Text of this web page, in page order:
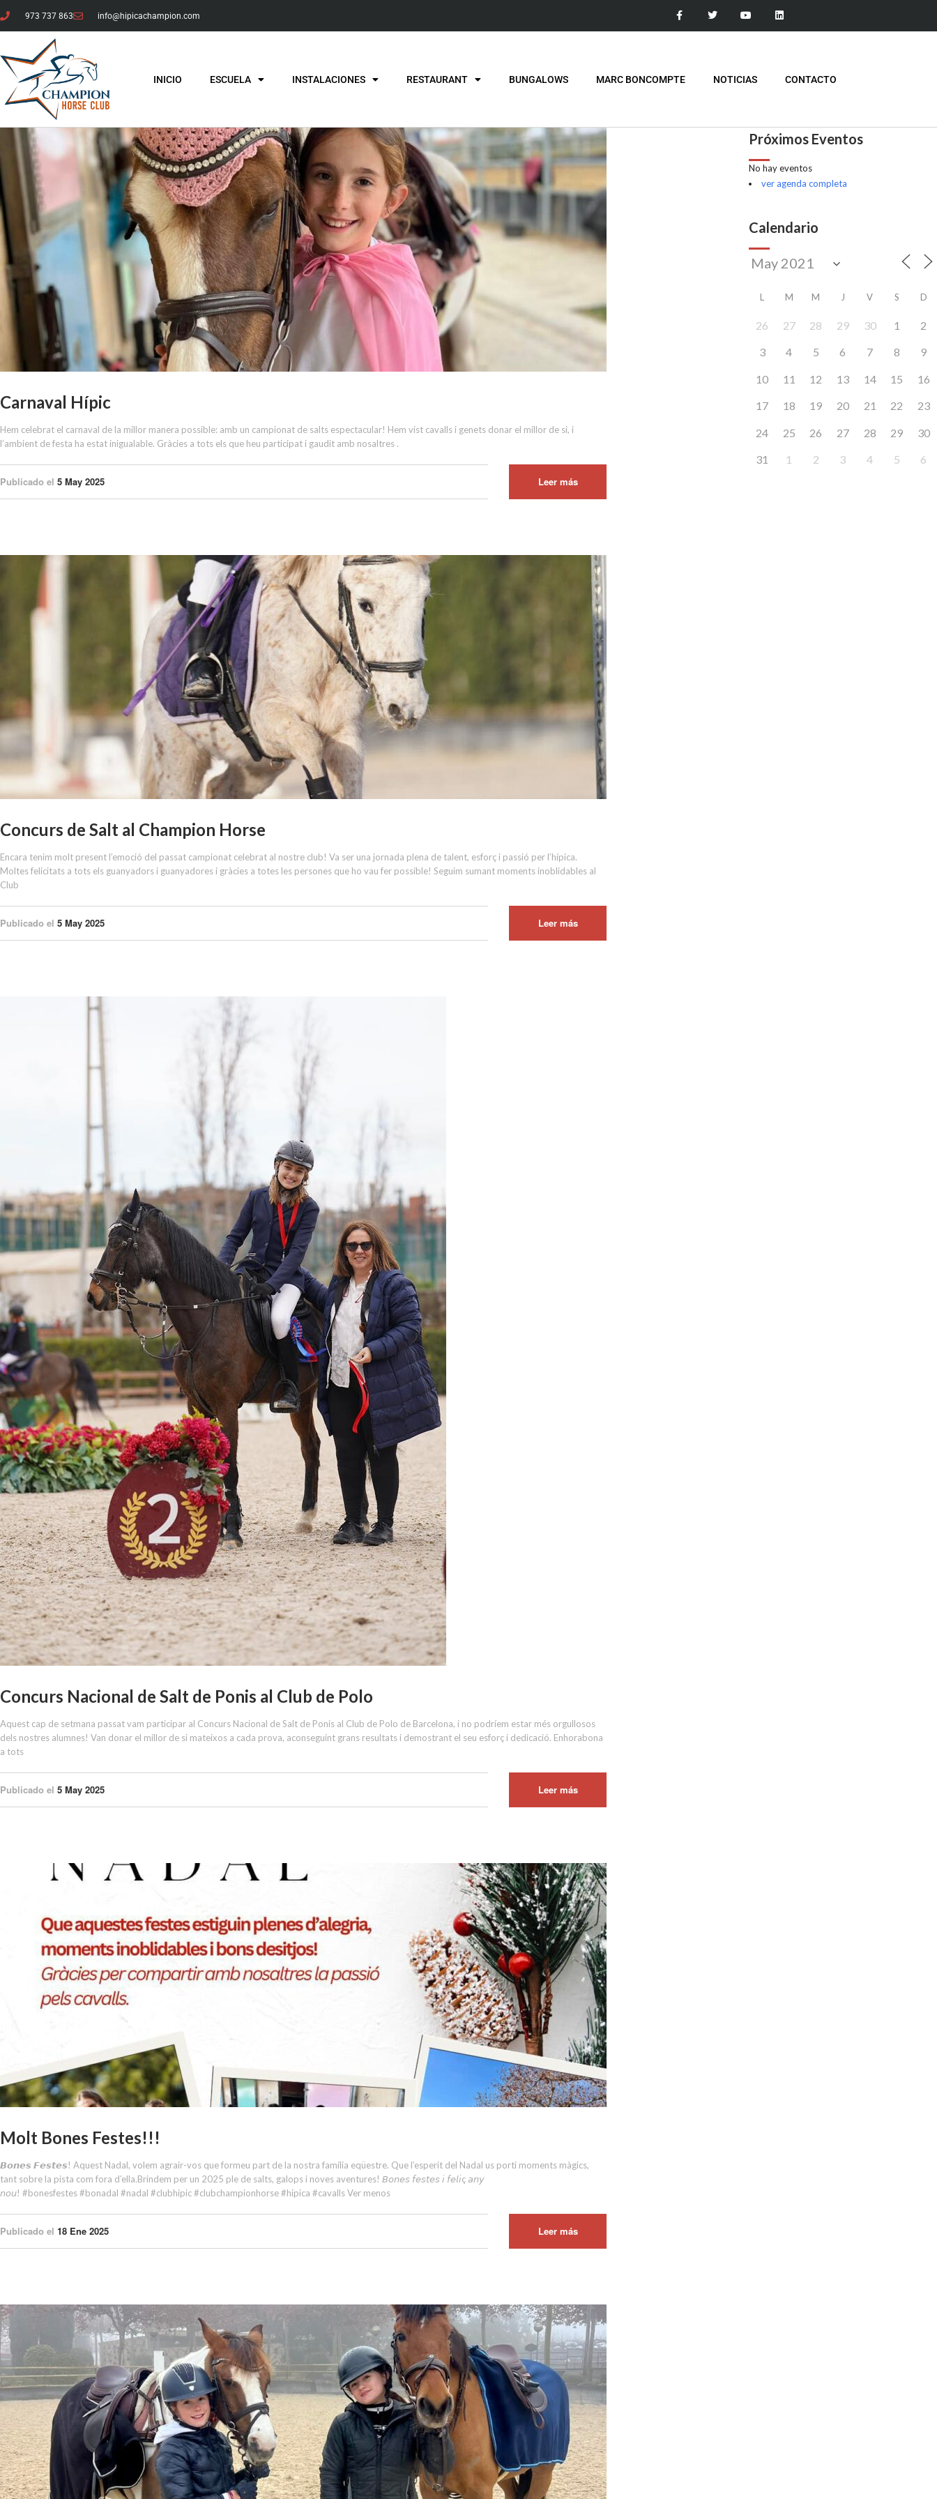
973 737 863 info@hipicachampion.com
INICIO ESCUELA INSTALACIONES RESTAURANT BUNGALOWS MARC BONCOMPTE NOTICIAS CONTACTO
Carnaval Hípic
Hem celebrat el carnaval de la millor manera possible: amb un campionat de salts espectacular! Hem vist cavalls i genets donar el millor de si, i
l’ambient de festa ha estat inigualable. Gràcies a tots els que heu participat i gaudit amb nosaltres .
Publicado el 5 May 2025 Leer más
Concurs de Salt al Champion Horse
Encara tenim molt present l’emoció del passat campionat celebrat al nostre club! Va ser una jornada plena de talent, esforç i passió per l’hípica.
Moltes felicitats a tots els guanyadors i guanyadores i gràcies a totes les persones que ho vau fer possible! Seguim sumant moments inoblidables al
Club
Publicado el 5 May 2025 Leer más
Concurs Nacional de Salt de Ponis al Club de Polo
Aquest cap de setmana passat vam participar al Concurs Nacional de Salt de Ponis al Club de Polo de Barcelona, i no podríem estar més orgullosos
dels nostres alumnes! Van donar el millor de si mateixos a cada prova, aconseguint grans resultats i demostrant el seu esforç i dedicació. Enhorabona
a tots
Publicado el 5 May 2025 Leer más
Molt Bones Festes!!!
𝘽𝙤𝙣𝙚𝙨 𝙁𝙚𝙨𝙩𝙚𝙨! Aquest Nadal, volem agrair-vos que formeu part de la nostra família eqüestre. Que l’esperit del Nadal us porti moments màgics,
tant sobre la pista com fora d’ella.Brindem per un 2025 ple de salts, galops i noves aventures! 𝘉𝘰𝘯𝘦𝘴 𝘧𝘦𝘴𝘵𝘦𝘴 𝘪 𝘧𝘦𝘭𝘪ç 𝘢𝘯𝘺
𝘯𝘰𝘶! #bonesfestes #bonadal #nadal #clubhipic #clubchampionhorse #hipica #cavalls Ver menos
Publicado el 18 Ene 2025 Leer más
Próximos Eventos
No hay eventos
ver agenda completa
Calendario
L M M J V S D
26 27 28 29 30 1 2
3 4 5 6 7 8 9
10 11 12 13 14 15 16
17 18 19 20 21 22 23
24 25 26 27 28 29 30
31 1 2 3 4 5 6